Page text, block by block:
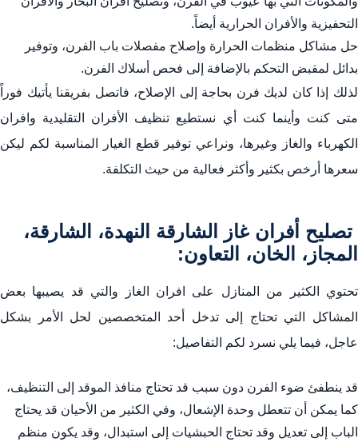
التحفيزية والأفران الحرارية أيضاً.
حل مشاكل منظمات الحرارة وإصلاح مفصلات باب الفرن، وتوفير
بدائل لمقبض التحكم بالإضافة إلى فحص أسلاك الفرن.
لذلك إذا كان لديك فرن بحاجة إلى الإصلاح، فاتصل بفريقنا يأتيك فوراً
متى كنت وأينما كنت أي نستطيع تنظيف الأفران التقليدية وافران
الكهرباء والغاز وغيرها، ونراعي توفير قطع الغيار المناسبة لكم ليكن
سعرها أرخص بكثير وأكثر فعالية من حيث التكلفة.
تصليح أفران غاز الشارقة النهدة، الشارقة،
المجاز، الخان، التعاون:
تحتوي الكثير من المنازل على افران الغاز والتي قد يصيبها بعض
المشاكل التي تحتاج إلى تدخل أحد المتخصصين لحل الأمر بشكل
عاجل، فيما يلي نسرد لكم التفاصيل:
قد ينطفئ ضوء الفرن دون سبب قد تحتاج منافذ الموقد إلى التنظيف،
كما يمكن أن تتعطل وحدة الإشعال، وفي الكثير من الأحيان قد يحتاج
الباب إلى تعديل وقد تحتاج الحبشيات إلى استبدال، وقد يكون منظم